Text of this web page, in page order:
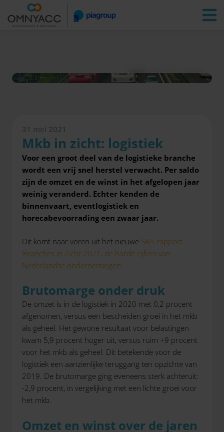
Vestigingen Zoeken
31 mei 2021
Mkb in zicht: logistiek
Voor een groot deel van de logistieke branche
wordt een vrij snel herstel verwacht. Per saldo
zijn de omzet en de winst in het afgelopen jaar
weinig veranderd. Echter kenden de
binnenvaart, eventlogistiek en
horecabevoorrading een zwaar jaar.
Dit komt naar voren uit het nieuwe SRA-rapport
‘Branches in Zicht 2021, de harde cijfers van
Nederlandse ondernemingen’
Brutomarge onder druk
De omzet is in de logistiek in 2020 met 0,2 procent
afgenomen, versus een bescheiden groei in het mkb
als geheel. Het gewone resultaat voor belastingen
kwam 5,9 procent hoger uit, versus ruim +9 procent
voor het mkb als geheel. Dit betekende voor de
logistiek een aanzienlijke teruggang ten opzichte van
2019. De brutomarge ging eveneens sterk achteruit:
-2,9 procent, in vergelijking met een lichte groei voor
het mkb.
Omzet en winst over de jaren